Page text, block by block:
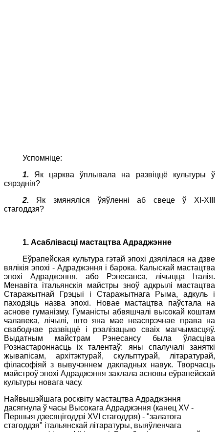
Успомніце:
1. Як царква ўплывала на развіццё культуры ў
сярэднія?
2. Як змяняліся ўяўленні аб свеце ў XI-XIII
стагоддзя?
1. Асаблівасці мастацтва Адраджэнне
Еўрапейская культура гэтай эпохі дзялілася на дзве
вялікія эпохі - Адраджэння і барока. Калыскай мастацтва
эпохі Адраджэння, або Рэнесанса, лічыцца Італія.
Менавіта італьянскія майстры зноў адкрылі мастацтва
Старажытнай Грэцыі і Старажытнага Рыма, адкуль і
паходзіць назва эпохі. Новае мастацтва паўстала на
аснове гуманізму. Гуманісты абвяшчалі высокай коштам
чалавека, лічылі, што яна мае неаспрэчнае права на
свабоднае развіццё і рэалізацыю сваіх магчымасцяў.
Выдатным майстрам Рэнесансу была ўласціва
Рознастароннасць іх талентаў: яны спалучалі заняткі
жывапісам, архітэктурай, скульптурай, літаратурай,
філасофіяй з вывучэннем дакладных навук. Творчасць
майстроў эпохі Адраджэння заклала асновы еўрапейскай
культуры новага часу.
Найвышэйшага росквіту мастацтва Адраджэння
дасягнула ў часы Высокага Адраджэння (канец XV -
Першыя дзесяцігоддзі XVI стагоддзя) - "залатога
стагоддзя" італьянскай літаратуры, выяўленчага